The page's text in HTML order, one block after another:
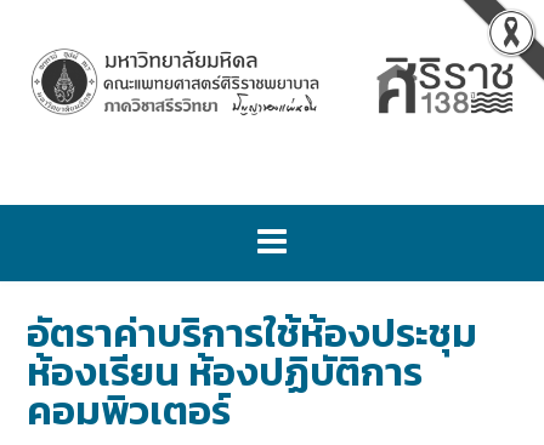
อัตราค่าบริการใช้ห้องประชุม
ห้องเรียน ห้องปฏิบัติการ
คอมพิวเตอร์